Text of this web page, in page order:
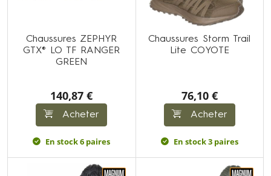
Chaussures ZEPHYR
GTX® LO TF RANGER
GREEN
140,87 €
Acheter
En stock 6 paires
Chaussures Storm Trail
Lite COYOTE
76,10 €
Acheter
En stock 3 paires